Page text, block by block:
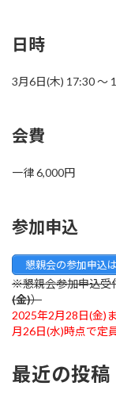
日時
3月6日(木) 17:30 〜
会費
一律 6,000円
参加申込
懇親会の参加申込
※懇親会参加申込受
(金)）
2025年2月28日(金)
月26日(水)時点で定
最近の投稿